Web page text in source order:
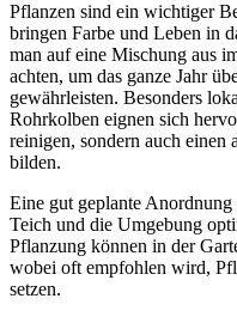
Pflanzen sind ein wichtiger
bringen Farbe und Leben in
man auf eine Mischung aus
achten, um das ganze Jahr
gewährleisten. Besonders
Rohrkolben eignen sich
reinigen, sondern auch
bilden.
Eine gut geplante
Teich und die Umgebung
Pflanzung können in der
wobei oft empfohlen wird,
setzen.